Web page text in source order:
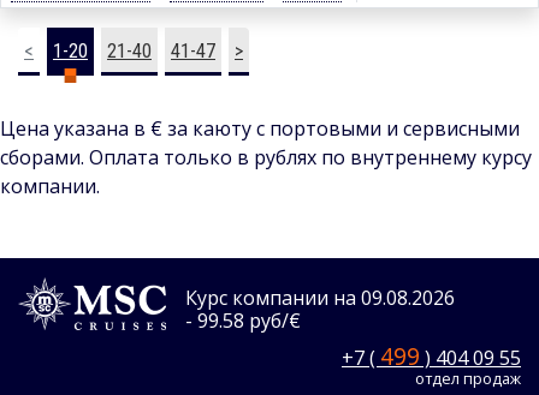
< 1-20 21-40 41-47 >
Цена указана в € за каюту с портовыми и сервисными
сборами. Оплата только в рублях по внутреннему курсу
компании.
Курс компании на 09.08.2026
- 99.58 руб/€
+7 ( 499 ) 404 09 55
отдел продаж